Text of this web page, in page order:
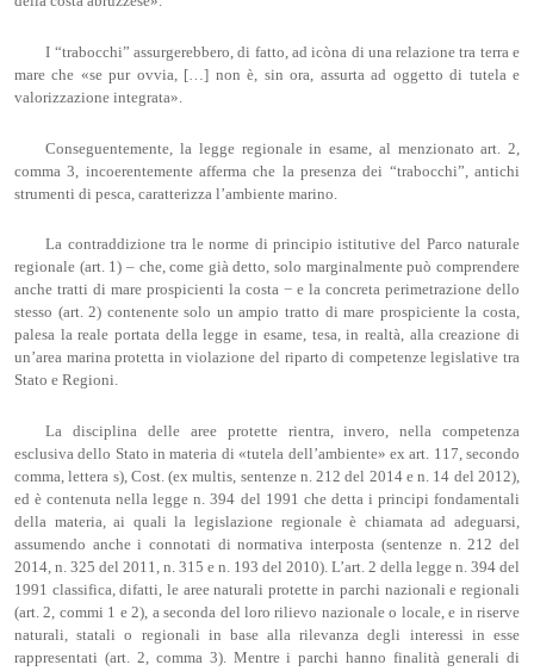
I “trabocchi” assurgerebbero, di fatto, ad icòna di una relazione tra terra e
mare che «se pur ovvia, […] non è, sin ora, assurta ad oggetto di tutela e
valorizzazione integrata».
Conseguentemente, la legge regionale in esame, al menzionato art. 2,
comma 3, incoerentemente afferma che la presenza dei “trabocchi”, antichi
strumenti di pesca, caratterizza l’ambiente marino.
La contraddizione tra le norme di principio istitutive del Parco naturale
regionale (art. 1) – che, come già detto, solo marginalmente può comprendere
anche tratti di mare prospicienti la costa − e la concreta perimetrazione dello
stesso (art. 2) contenente solo un ampio tratto di mare prospiciente la costa,
palesa la reale portata della legge in esame, tesa, in realtà, alla creazione di
un’area marina protetta in violazione del riparto di competenze legislative tra
Stato e Regioni.
La disciplina delle aree protette rientra, invero, nella competenza
esclusiva dello Stato in materia di «tutela dell’ambiente» ex art. 117, secondo
comma, lettera s), Cost. (ex multis, sentenze n. 212 del 2014 e n. 14 del 2012),
ed è contenuta nella legge n. 394 del 1991 che detta i principi fondamentali
della materia, ai quali la legislazione regionale è chiamata ad adeguarsi,
assumendo anche i connotati di normativa interposta (sentenze n. 212 del
2014, n. 325 del 2011, n. 315 e n. 193 del 2010). L’art. 2 della legge n. 394 del
1991 classifica, difatti, le aree naturali protette in parchi nazionali e regionali
(art. 2, commi 1 e 2), a seconda del loro rilievo nazionale o locale, e in riserve
naturali, statali o regionali in base alla rilevanza degli interessi in esse
rappresentati (art. 2, comma 3). Mentre i parchi hanno finalità generali di